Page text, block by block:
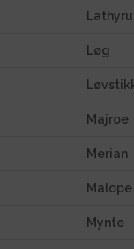
Løg
Majroe
Merian
Malope
Mynte